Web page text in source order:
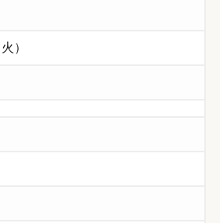
）